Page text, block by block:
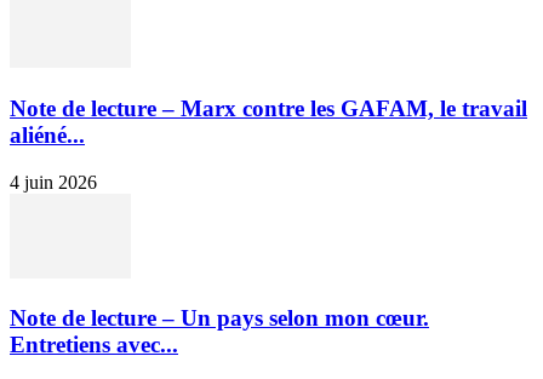
Note de lecture – Marx contre les GAFAM, le travail
aliéné...
4 juin 2026
Note de lecture – Un pays selon mon cœur.
Entretiens avec...